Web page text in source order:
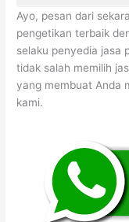
Ayo, pesan dari
pengetikan terbaik
selaku penyedia jasa
tidak salah memilih
yang membuat Anda
kami.